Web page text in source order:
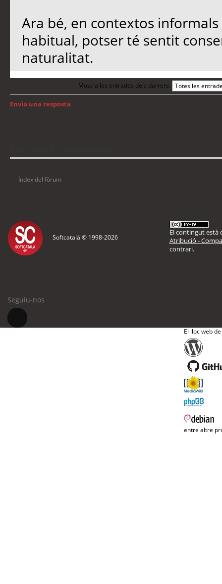
Ara bé, en contextos
habitual, potser té sentit
naturalitat.
Mostra les entrades dels darrers:
Envia una resposta
Índex del fòrum
Softcatalà © 1998-2026
El contingut està
Atribució -
contrari.
Seguiu-nos
El lloc web
entre altre